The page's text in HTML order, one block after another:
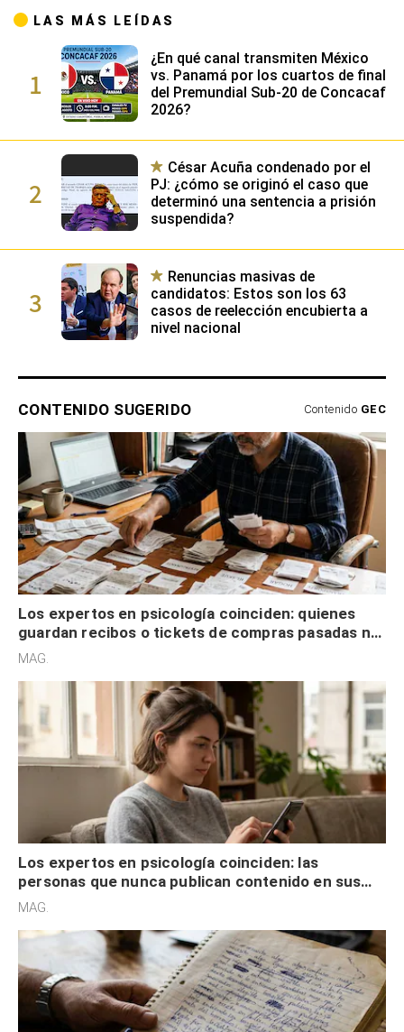
LAS MÁS LEÍDAS
1
¿En qué canal transmiten México
vs. Panamá por los cuartos de final
del Premundial Sub-20 de Concacaf
2026?
2
César Acuña condenado por el
PJ: ¿cómo se originó el caso que
determinó una sentencia a prisión
suspendida?
3
Renuncias masivas de
candidatos: Estos son los 63
casos de reelección encubierta a
nivel nacional
CONTENIDO SUGERIDO Contenido GEC
Los expertos en psicología coinciden: quienes
guardan recibos o tickets de compras pasadas no
son acumuladores, sino que tienen necesidad de
MAG.
Los expertos en psicología coinciden: las
personas que nunca publican contenido en sus
redes sociales no pretenden buscar validación
MAG.